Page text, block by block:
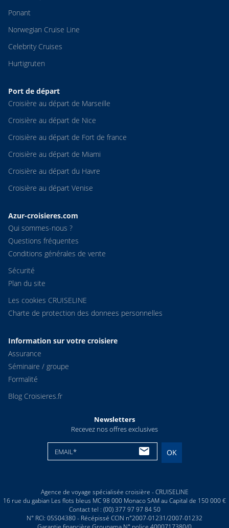
Ponant
Norwegian Cruise Line
Celebrity Cruises
Hurtigruten
Port de départ
Croisière au départ de Marseille
Croisière au départ de Nice
Croisière au départ de Fort de france
Croisière au départ de Miami
Croisière au départ du Havre
Croisière au départ Venise
Azur-croisieres.com
Qui sommes-nous ?
Questions fréquentes
Conditions générales de vente
Sécurité
Plan du site
Les cookies CRUISELINE
Charte de protection des donnees personnelles
Information sur votre croisiere
Assurance
Séminaire / groupe
Formalité
Blog Croisieres.fr
Newsletters
Recevez nos offres exclusives
EMAIL* OK
Agence de voyage spécialisée croisière - CRUISELINE
16 rue du gabian Les flots bleus MC 98 000 Monaco SAM au Capital de 150 000 €
Contact tel : (00) 377 97 97 84 50
N° RCI: 05S04380 - Récépissé CCIN n°2007-01231/2007-01232